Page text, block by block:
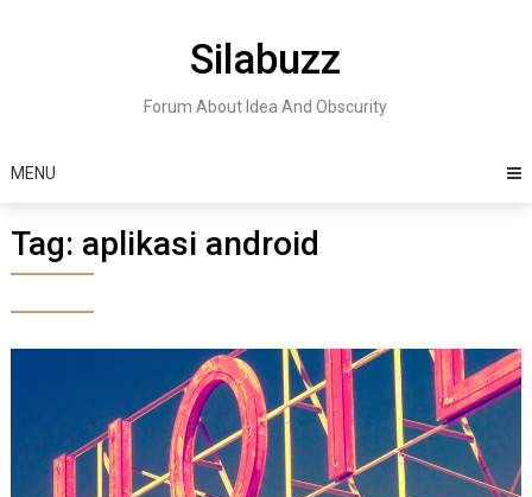
Silabuzz
Forum About Idea And Obscurity
MENU
Tag: aplikasi android